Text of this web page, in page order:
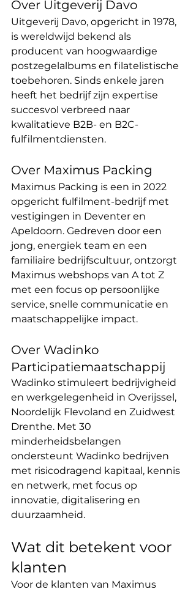
Over Uitgeverij Davo
Uitgeverij Davo, opgericht in 1978,
is wereldwijd bekend als
producent van hoogwaardige
postzegelalbums en filatelistische
toebehoren. Sinds enkele jaren
heeft het bedrijf zijn expertise
succesvol verbreed naar
kwalitatieve B2B- en B2C-
fulfilmentdiensten.
Over Maximus Packing
Maximus Packing is een in 2022
opgericht fulfilment-bedrijf met
vestigingen in Deventer en
Apeldoorn. Gedreven door een
jong, energiek team en een
familiaire bedrijfscultuur, ontzorgt
Maximus webshops van A tot Z
met een focus op persoonlijke
service, snelle communicatie en
maatschappelijke impact.
Over Wadinko
Participatiemaatschappij
Wadinko stimuleert bedrijvigheid
en werkgelegenheid in Overijssel,
Noordelijk Flevoland en Zuidwest
Drenthe. Met 30
minderheidsbelangen
ondersteunt Wadinko bedrijven
met risicodragend kapitaal, kennis
en netwerk, met focus op
innovatie, digitalisering en
duurzaamheid.
Wat dit betekent voor
klanten
Voor de klanten van Maximus